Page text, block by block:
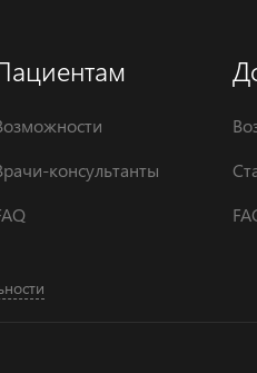
консультанты